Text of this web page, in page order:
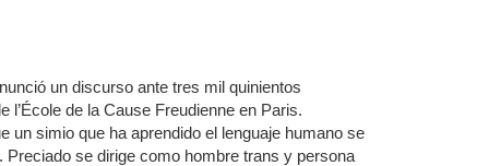
un discurso ante tres mil quinientos
l’École de la Cause Freudienne en Paris.
un simio que ha aprendido el lenguaje humano se
se dirige como hombre trans y persona